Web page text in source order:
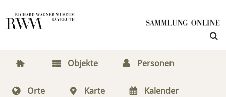
Objekte Personen
Orte Karte Kalender